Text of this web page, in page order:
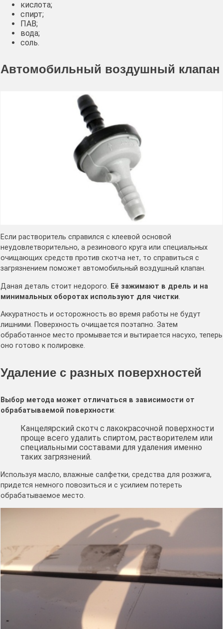
кислота;
спирт;
ПАВ;
вода;
соль.
Автомобильный воздушный клапан
Если растворитель справился с клеевой основой
неудовлетворительно, а резинового круга или специальных
очищающих средств против скотча нет, то справиться с
загрязнением поможет автомобильный воздушный клапан.
Даная деталь стоит недорого. Её зажимают в дрель и на
минимальных оборотах используют для чистки.
Аккуратность и осторожность во время работы не будут
лишними. Поверхность очищается поэтапно. Затем
обработанное место промывается и вытирается насухо, теперь
оно готово к полировке.
Удаление с разных поверхностей
Выбор метода может отличаться в зависимости от
обрабатываемой поверхности:
Канцелярский скотч с лакокрасочной поверхности
проще всего удалить спиртом, растворителем или
специальными составами для удаления именно
таких загрязнений.
Используя масло, влажные салфетки, средства для розжига,
придется немного повозиться и с усилием потереть
обрабатываемое место.